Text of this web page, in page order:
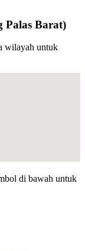
Palas Barat)
wilayah untuk
di bawah untuk